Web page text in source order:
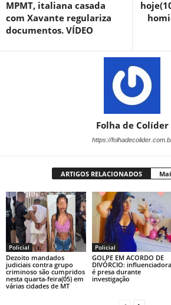
MPMT, italiana casada
com Xavante regulariza
documentos. VÍDEO
Folha de Colíder
https://
ARTIGOS RELACIONADOS
Policial
Dezoito mandados
judiciais contra grupo
criminoso são cumpridos
nesta quarta-feira(05) em
várias cidades de MT
Policial
GOLPE EM ACORDO DE
DIVÓRCIO: influenciadora
é presa durante
investigação